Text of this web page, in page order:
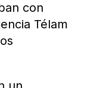
con
Télam